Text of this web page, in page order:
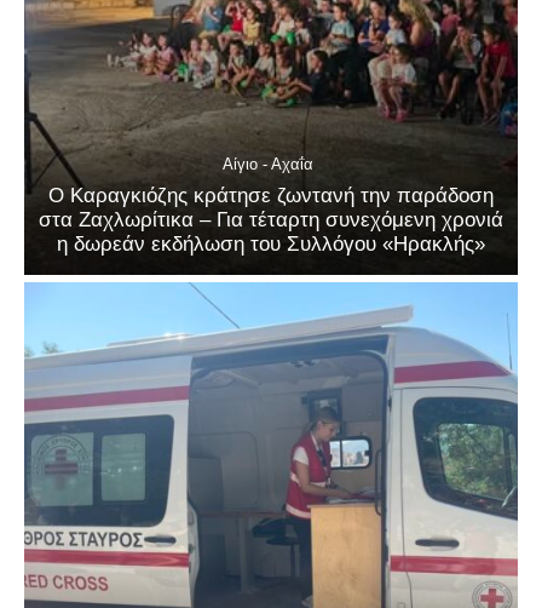
Αίγιο - Αχαΐα
Ο Καραγκιόζης κράτησε ζωντανή την παράδοση
στα Ζαχλωρίτικα – Για τέταρτη συνεχόμενη χρονιά
η δωρεάν εκδήλωση του Συλλόγου «Ηρακλής»